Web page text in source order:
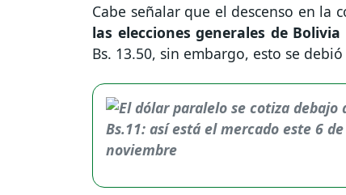
Cabe señalar que el descenso en
las elecciones generales de
Bs. 13.50, sin embargo, esto se